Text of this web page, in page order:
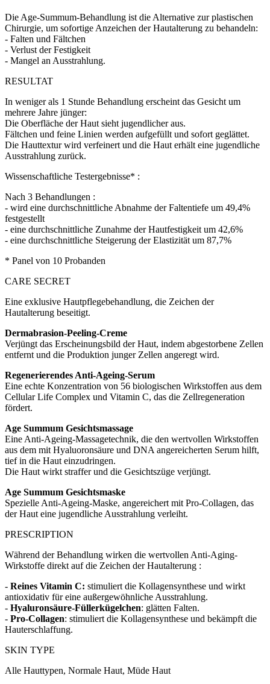
Die Age-Summum-Behandlung ist die Alternative zur plastischen
Chirurgie, um sofortige Anzeichen der Hautalterung zu behandeln:
- Falten und Fältchen
- Verlust der Festigkeit
- Mangel an Ausstrahlung.
RESULTAT
In weniger als 1 Stunde Behandlung erscheint das Gesicht um
mehrere Jahre jünger:
Die Oberfläche der Haut sieht jugendlicher aus.
Fältchen und feine Linien werden aufgefüllt und sofort geglättet.
Die Hauttextur wird verfeinert und die Haut erhält eine jugendliche
Ausstrahlung zurück.
Wissenschaftliche Testergebnisse* :
Nach 3 Behandlungen :
- wird eine durchschnittliche Abnahme der Faltentiefe um 49,4%
festgestellt
- eine durchschnittliche Zunahme der Hautfestigkeit um 42,6%
- eine durchschnittliche Steigerung der Elastizität um 87,7%
* Panel von 10 Probanden
CARE SECRET
Eine exklusive Hautpflegebehandlung, die Zeichen der
Hautalterung beseitigt.
Dermabrasion-Peeling-Creme
Verjüngt das Erscheinungsbild der Haut, indem abgestorbene Zellen
entfernt und die Produktion junger Zellen angeregt wird.
Regenerierendes Anti-Ageing-Serum
Eine echte Konzentration von 56 biologischen Wirkstoffen aus dem
Cellular Life Complex und Vitamin C, das die Zellregeneration
fördert.
Age Summum Gesichtsmassage
Eine Anti-Ageing-Massagetechnik, die den wertvollen Wirkstoffen
aus dem mit Hyaluoronsäure und DNA angereicherten Serum hilft,
tief in die Haut einzudringen.
Die Haut wirkt straffer und die Gesichtszüge verjüngt.
Age Summum Gesichtsmaske
Spezielle Anti-Ageing-Maske, angereichert mit Pro-Collagen, das
der Haut eine jugendliche Ausstrahlung verleiht.
PRESCRIPTION
Während der Behandlung wirken die wertvollen Anti-Aging-
Wirkstoffe direkt auf die Zeichen der Hautalterung :
- Reines Vitamin C: stimuliert die Kollagensynthese und wirkt
antioxidativ für eine außergewöhnliche Ausstrahlung.
- Hyaluronsäure-Füllerkügelchen: glätten Falten.
- Pro-Collagen: stimuliert die Kollagensynthese und bekämpft die
Hauterschlaffung.
SKIN TYPE
Alle Hauttypen, Normale Haut, Müde Haut